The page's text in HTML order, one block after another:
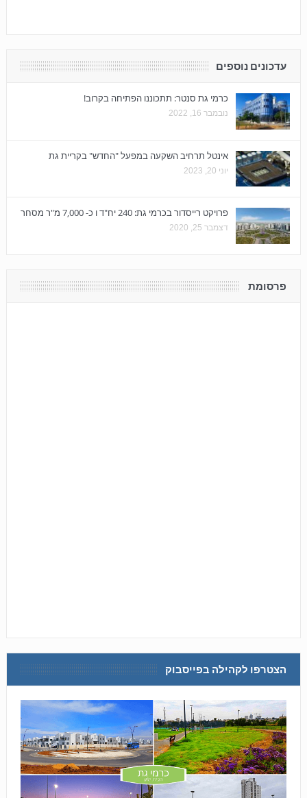
עדכונים נוספים
כרמי גת סנטר: תתכוננו הפתיחה בקרוב!
נובמבר 16, 2022
אינטל תרחיב השקעה במפעל "החדש" בקריית גת
יוני 20, 2023
פרויקט רייסדור בכרמי גת: 240 יח"ד ו כ- 7,000 מ"ר מסחר
דצמבר 25, 2020
פרסומת
הצטרפו לקהילה בפייסבוק